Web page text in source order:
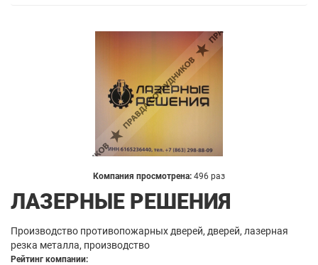
Компания просмотрена: 496 раз
ЛАЗЕРНЫЕ РЕШЕНИЯ
Производство противопожарных дверей, дверей, лазерная
резка металла, производство
Рейтинг компании: